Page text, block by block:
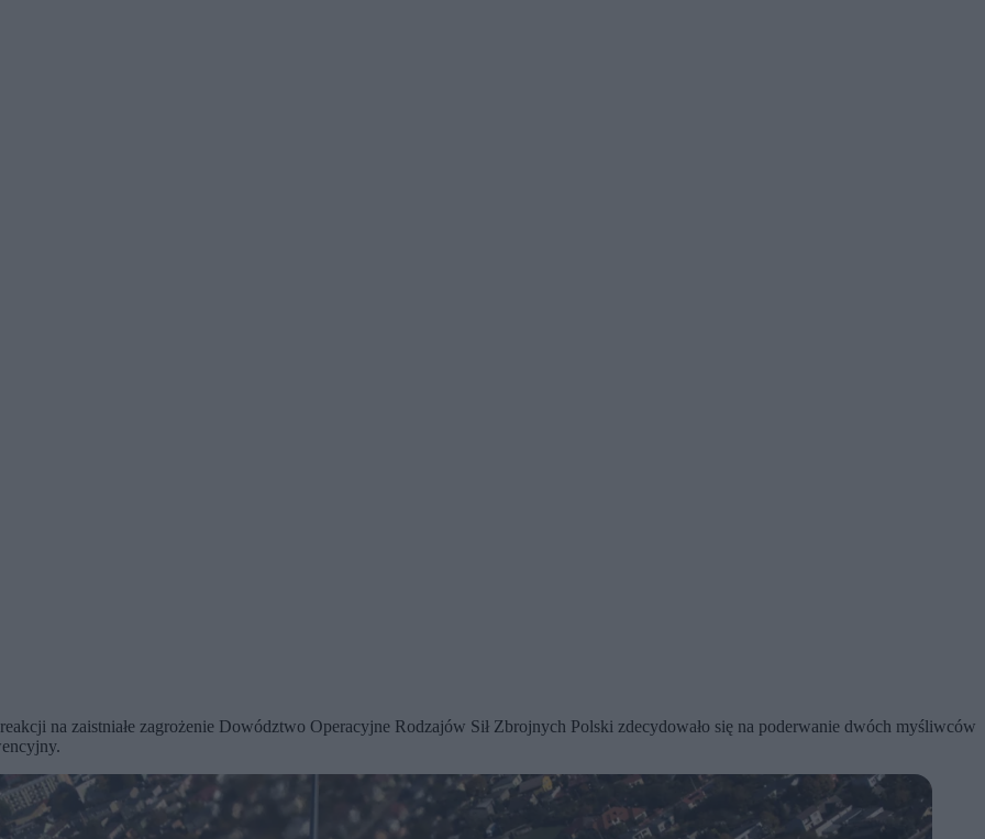
na zaistniałe zagrożenie Dowództwo Operacyjne Rodzajów Sił Zbrojnych Polski zdecydowało się na poderwanie dwóch myśliwców